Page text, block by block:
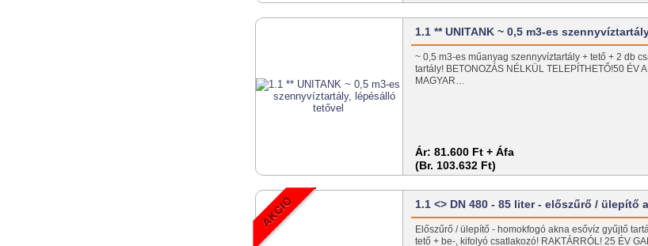
1.1 ** UNITANK ~ 0,5 m3-es
~ 0,5 m3-es műanyag szennyvíztartály + tető + 2 db
tartály! BETONOZÁS NÉLKÜL TELEPÍTHETŐ!50 ÉV
MAGYAR…
Ár: 81.600 Ft + Áfa
(Br. 103.632 Ft)
1.1 <> DN 480 - 85 liter - előszűrő / ülepítő
Előszűrő / ülepítő - homokfogó akna esővíz gyűjtő
tető + be-, kifolyó csatlakozó! RAKTÁRRÓL! 25 ÉV